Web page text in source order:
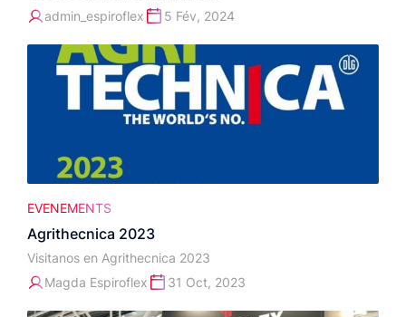
admin_espiroflex
5 Fév, 2024
EVENEMENTS
Agrithecnica 2023
Visitanos en Agrithecnica 2023
Magda Espiroflex
31 Oct, 2023